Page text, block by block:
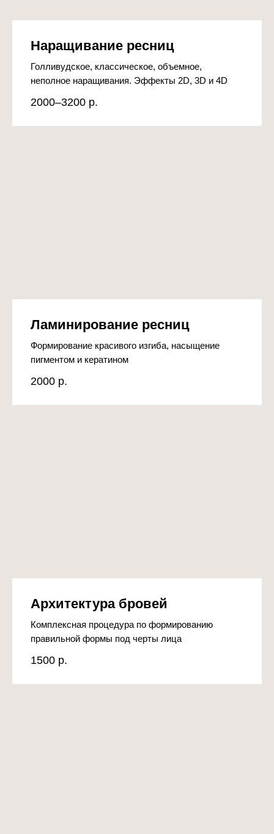
Наращивание ресниц
Голливудское, классическое, объемное,
неполное наращивания. Эффекты 2D, 3D и 4D
2000–3200 р.
Ламинирование ресниц
Формирование красивого изгиба, насыщение
пигментом и кератином
2000 р.
Архитектура бровей
Комплексная процедура по формированию
правильной формы под черты лица
1500 р.